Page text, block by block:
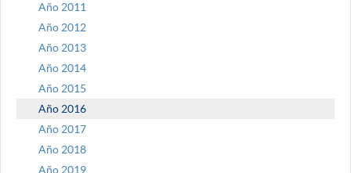
Año 2011
Año 2012
Año 2013
Año 2014
Año 2015
Año 2016
Año 2017
Año 2018
Año 2019